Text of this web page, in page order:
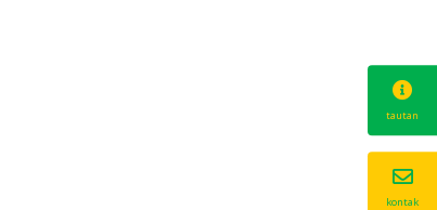
tautan
kontak